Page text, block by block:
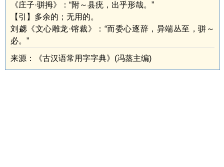
《庄子·骈拇》：“附～县疣，出乎形哉。”
【引】多余的；无用的。
刘勰《文心雕龙·镕裁》：“而委心逐辞，异端丛至，骈～
必。”
来源：《古汉语常用字字典》(冯蒸主编)